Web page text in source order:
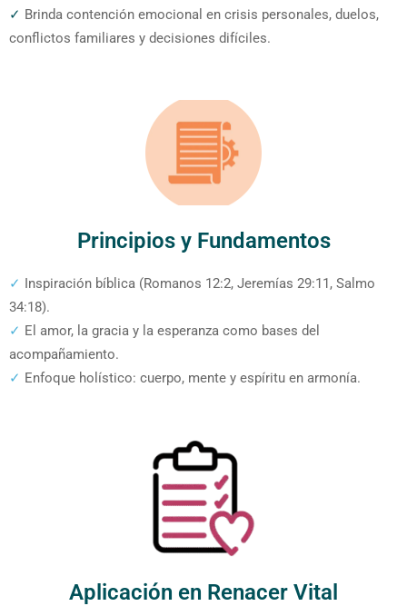
✓ Brinda contención emocional en crisis personales, duelos,
conflictos familiares y decisiones difíciles.
Principios y Fundamentos
✓ Inspiración bíblica (Romanos 12:2, Jeremías 29:11, Salmo
34:18).
✓ El amor, la gracia y la esperanza como bases del
acompañamiento.
✓ Enfoque holístico: cuerpo, mente y espíritu en armonía.
Aplicación en Renacer Vital